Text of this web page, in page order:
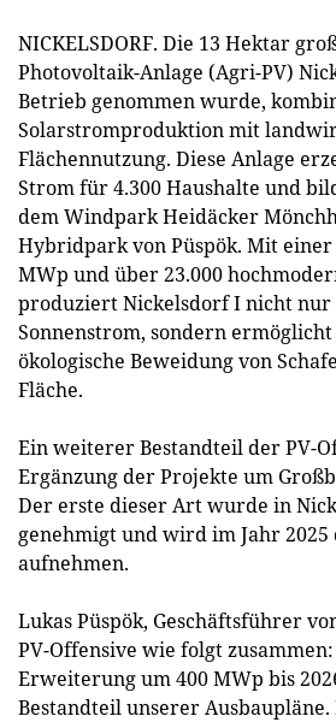
NICKELSDORF. Die 13 Hektar
Photovoltaik-Anlage (Agri-PV)
Betrieb genommen wurde,
Solarstromproduktion mit
Flächennutzung. Diese Anlage
Strom für 4.300 Haushalte und
dem Windpark Heidäcker
Hybridpark von Püspök. Mit einer
MWp und über 23.000
produziert Nickelsdorf I nicht
Sonnenstrom, sondern
ökologische Beweidung von
Fläche.
Ein weiterer Bestandteil der PV-
Ergänzung der Projekte um
Der erste dieser Art wurde in
genehmigt und wird im Jahr 2025
aufnehmen.
Lukas Püspök, Geschäftsführer
PV-Offensive wie folgt
Erweiterung um 400 MWp bis
Bestandteil unserer